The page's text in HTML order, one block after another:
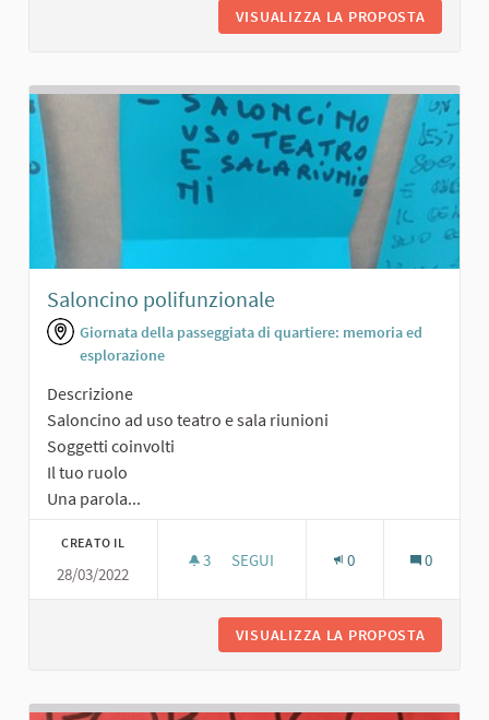
VISUALIZZA LA PROPOSTA
Saloncino polifunzionale
Giornata della passeggiata di quartiere: memoria ed
esplorazione
Descrizione
Saloncino ad uso teatro e sala riunioni
Soggetti coinvolti
Il tuo ruolo
Una parola...
CREATO IL
28/03/2022
3 3 SOSTENITORI
SEGUI 0 0
VISUALIZZA LA PROPOSTA